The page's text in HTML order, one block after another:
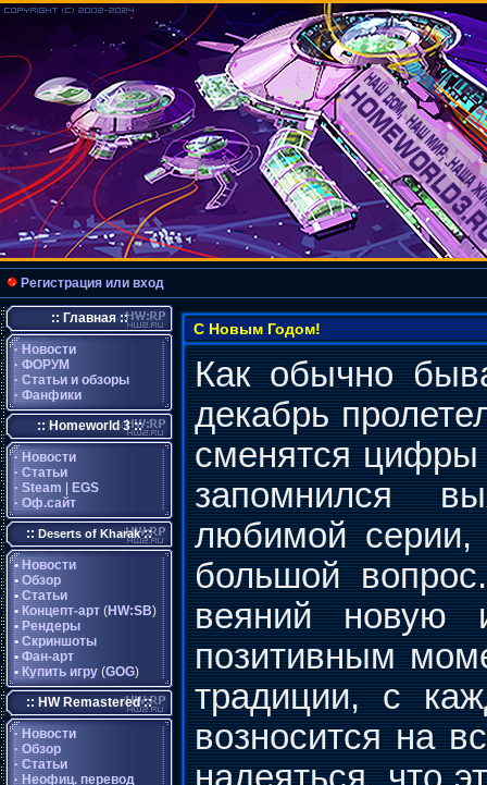
Регистрация или вход
:: Главная ::
· Новости
· ФОРУМ
· Статьи и обзоры
· Фанфики
:: Homeworld 3 ::
· Новости
· Статьи
· Steam
EGS
· Оф.сайт
:: Deserts of Kharak::
• Новости
• Обзор
• Статьи
• Концепт-арт (HW:SB)
• Рендеры
• Скриншоты
• Фан-арт
• Купить игру (GOG)
:: HW Remastered ::
· Новости
· Обзор
· Статьи
· Неофиц. перевод
С Новым Годом!
Как обычно
декабрь
сменятся цифры
запомнился
любимой
большой
веяний новую
позитивным
традиции, с
возносится на